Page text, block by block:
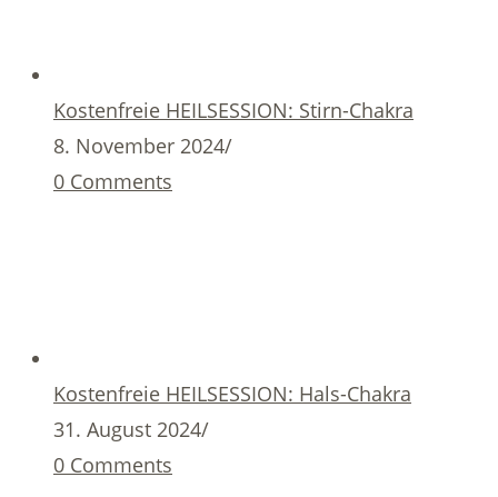
Kostenfreie HEILSESSION: Stirn-Chakra
8. November 2024/
0 Comments
Kostenfreie HEILSESSION: Hals-Chakra
31. August 2024/
0 Comments